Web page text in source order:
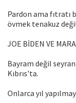
Pardon ama fıtratı
övmek tenakuz
JOE BİDEN VE
Bayram değil seyran
Kıbrıs’ta.
Onlarca yıl